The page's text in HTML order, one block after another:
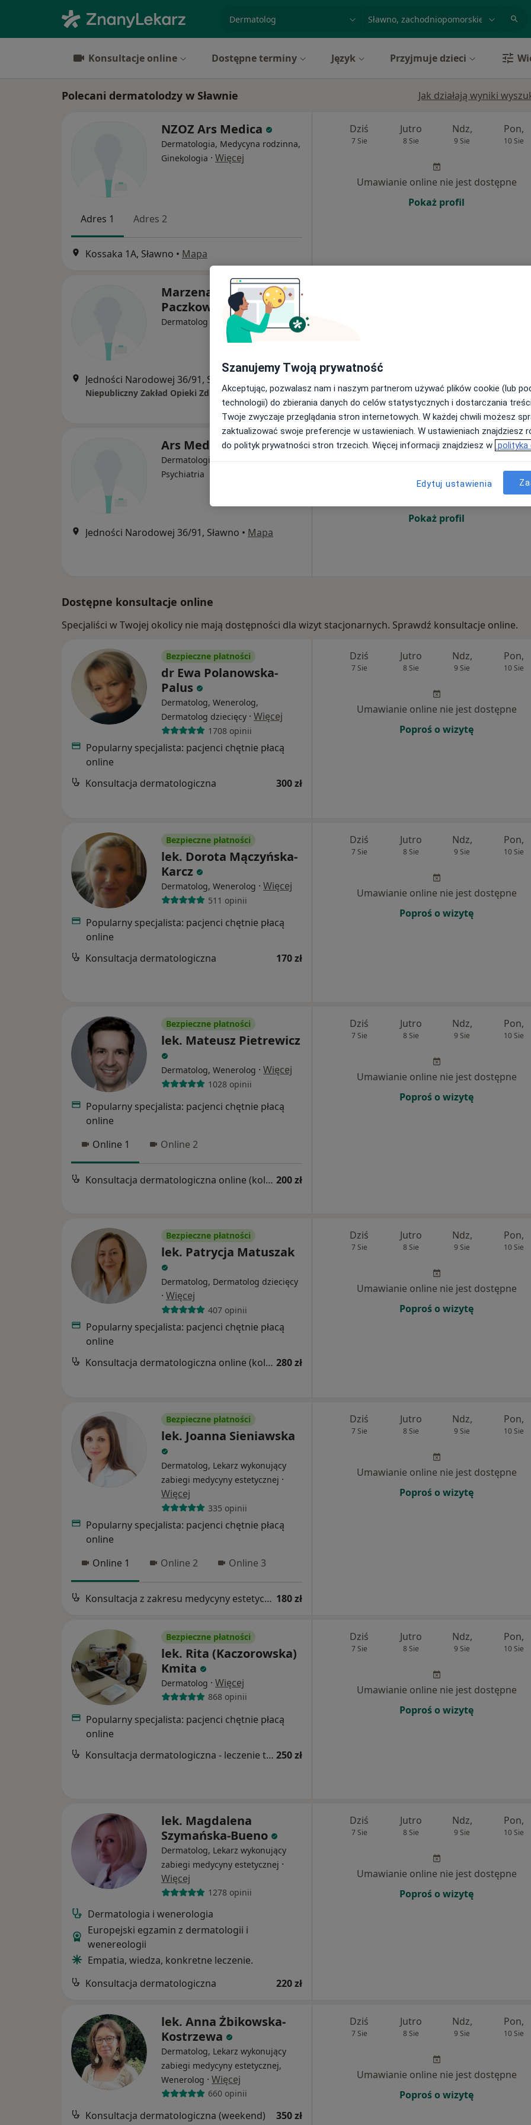
Konsultacje online Dostępne terminy Język Przyjmuje dzieci
Polecani dermatolodzy w Sławnie Jak działają wyniki
NZOZ Ars Medica
Dermatologia, Medycyna rodzinna,
Ginekologia · Więcej
Adres 1 Adres 2
Kossaka 1A, Sławno • Mapa
Dziś
7 Sie
Jutro
8 Sie
Ndz,
9 Sie
Pon,
10 Sie
Umawianie online nie jest dostępne
Pokaż profil
Marzena Aurelia
Paczkowska
Dermatolog
Jedności Narodowej 36/91, Sławno
Niepubliczny Zakład Opieki Zdrowotnej "ARS MEDICA"
Ars Medica - filia
Dermatologia, Ginekologia,
Psychiatria
Jedności Narodowej 36/91, Sławno • Mapa
Dziś Jutro Ndz, Pon,
Umawianie online nie jest dostępne
Pokaż profil
Dostępne konsultacje online
Specjaliści w Twojej okolicy nie mają dostępności dla wizyt stacjonarnych. Sprawdź konsultacje online.
Bezpieczne płatności
dr Ewa Polanowska-
Palus
Dermatolog, Wenerolog,
Dermatolog dziecięcy · Więcej
1708 opinii
Popularny specjalista: pacjenci chętnie płacą
online
Konsultacja dermatologiczna
300 zł
Dziś
7 Sie
Jutro
8 Sie
Ndz,
9 Sie
Pon,
10 Sie
Umawianie online nie jest dostępne
Poproś o wizytę
Bezpieczne płatności
lek. Dorota Mączyńska-
Karcz
Dermatolog, Wenerolog · Więcej
511 opinii
Popularny specjalista: pacjenci chętnie płacą
online
Konsultacja dermatologiczna
170 zł
Dziś
7 Sie
Jutro
8 Sie
Ndz,
9 Sie
Pon,
10 Sie
Umawianie online nie jest dostępne
Poproś o wizytę
Bezpieczne płatności
lek. Mateusz Pietrewicz
Dermatolog, Wenerolog · Więcej
1028 opinii
Popularny specjalista: pacjenci chętnie płacą
online
Online 1
Online 2
Konsultacja dermatologiczna online (kolejna wizyta) 200 zł
Dziś
7 Sie
Jutro
8 Sie
Ndz,
9 Sie
Pon,
10 Sie
Umawianie online nie jest dostępne
Poproś o wizytę
Bezpieczne płatności
lek. Patrycja Matuszak
Dermatolog, Dermatolog dziecięcy
· Więcej
407 opinii
Popularny specjalista: pacjenci chętnie płacą
online
Konsultacja dermatologiczna online (kolejna wizyta) 280 zł
Dziś
7 Sie
Jutro
8 Sie
Ndz,
9 Sie
Pon,
10 Sie
Umawianie online nie jest dostępne
Poproś o wizytę
Bezpieczne płatności
lek. Joanna Sieniawska
Dermatolog, Lekarz wykonujący
zabiegi medycyny estetycznej ·
Więcej
335 opinii
Popularny specjalista: pacjenci chętnie płacą
online
Online 1
Online 2 Online 3
Konsultacja z zakresu medycyny estetycznej 180 zł
Dziś
7 Sie
Jutro
8 Sie
Ndz,
9 Sie
Pon,
10 Sie
Umawianie online nie jest dostępne
Poproś o wizytę
Bezpieczne płatności
lek. Rita (Kaczorowska)
Kmita
Dermatolog · Więcej
868 opinii
Popularny specjalista: pacjenci chętnie płacą
online
Konsultacja dermatologiczna - leczenie trądziku 250 zł
Dziś
7 Sie
Jutro
8 Sie
Ndz,
9 Sie
Pon,
10 Sie
Umawianie online nie jest dostępne
Poproś o wizytę
lek. Magdalena
Szymańska-Bueno
Dermatolog, Lekarz wykonujący
zabiegi medycyny estetycznej ·
Więcej
1278 opinii
Dermatologia i wenerologia
Europejski egzamin z dermatologii i
wenereologii
Empatia, wiedza, konkretne leczenie.
Konsultacja dermatologiczna
220 zł
Dziś
7 Sie
Jutro
8 Sie
Ndz,
9 Sie
Pon,
10 Sie
Umawianie online nie jest dostępne
Poproś o wizytę
lek. Anna Żbikowska-
Kostrzewa
Dermatolog, Lekarz wykonujący
zabiegi medycyny estetycznej,
Wenerolog · Więcej
660 opinii
Konsultacja dermatologiczna (weekend) 350 zł
Dziś
7 Sie
Jutro
8 Sie
Ndz,
9 Sie
Pon,
10 Sie
Umawianie online nie jest dostępne
Poproś o wizytę
Szanujemy Twoją prywatność
Akceptując, pozwalasz nam i naszym partnerom używać plików cookie (lub
technologii) do zbierania danych do celów statystycznych i dostarczania
Twoje zwyczaje przeglądania stron internetowych. W każdej chwili możesz
zaktualizować swoje preferencje w ustawieniach. W ustawieniach znajdziesz
do polityk prywatności stron trzecich. Więcej informacji znajdziesz w polityka
Edytuj ustawienia